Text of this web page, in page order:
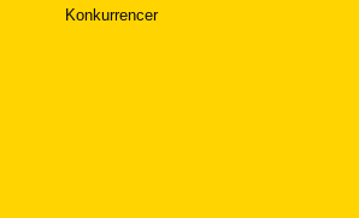
Konkurrencer